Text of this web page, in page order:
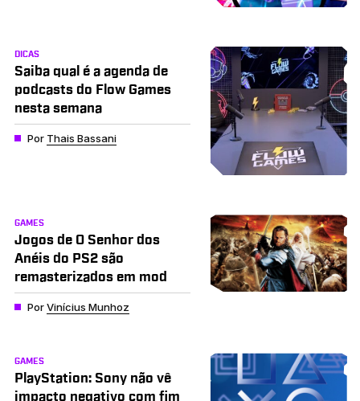
DICAS
Saiba qual é a agenda de
podcasts do Flow Games
nesta semana
Por Thais Bassani
GAMES
Jogos de O Senhor dos
Anéis do PS2 são
remasterizados em mod
PorVinícius Munhoz
GAMES
PlayStation: Sony não vê
impacto negativo com fim